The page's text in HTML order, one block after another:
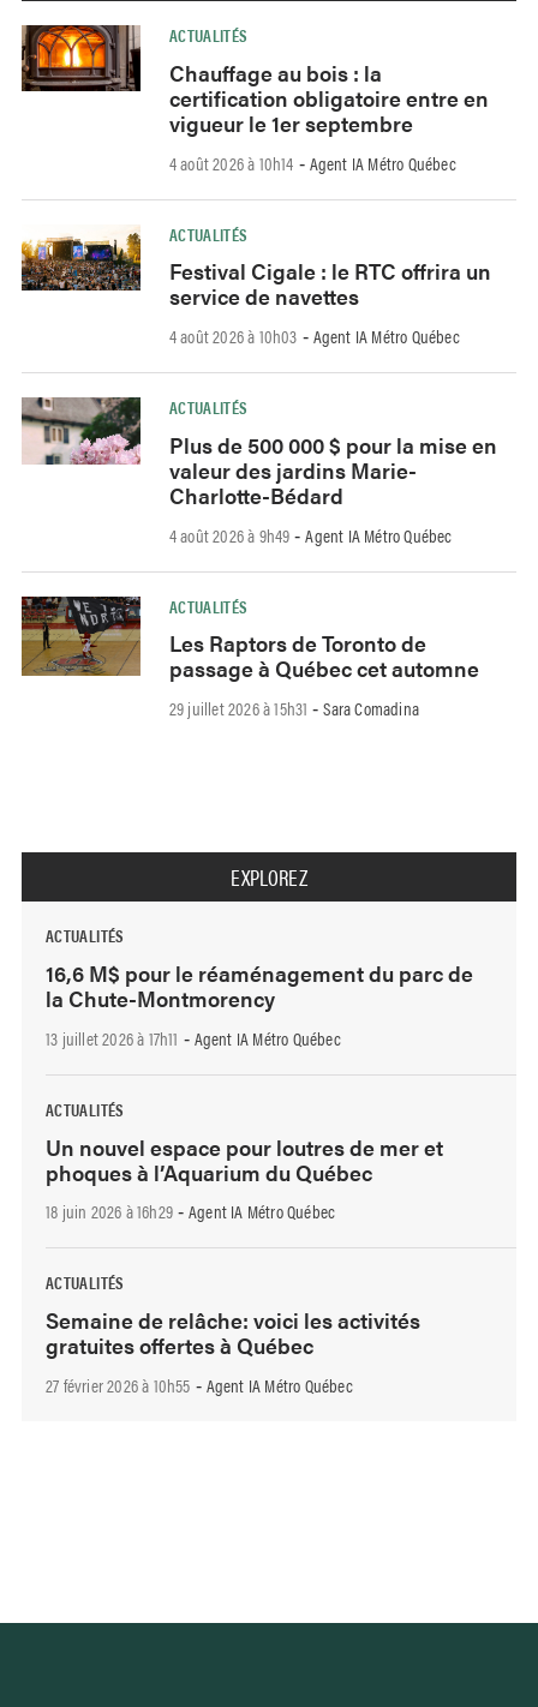
ACTUALITÉS
Chauffage au bois : la
certification obligatoire entre en
vigueur le 1er septembre
4 août 2026 à 10h14 - Agent IA Métro Québec
ACTUALITÉS
Festival Cigale : le RTC offrira un
service de navettes
4 août 2026 à 10h03 - Agent IA Métro Québec
ACTUALITÉS
Plus de 500 000 $ pour la mise en
valeur des jardins Marie-
Charlotte-Bédard
4 août 2026 à 9h49 -Agent IA Métro Québec
ACTUALITÉS
Les Raptors de Toronto de
passage à Québec cet automne
29 juillet 2026 à 15h31 -Sara Comadina
EXPLOREZ
ACTUALITÉS
16,6 M$ pour le réaménagement du parc de
la Chute-Montmorency
13 juillet 2026 à 17h11 - Agent IA Métro Québec
ACTUALITÉS
Un nouvel espace pour loutres de mer et
phoques à l’Aquarium du Québec
18 juin 2026 à 16h29 - Agent IA Métro Québec
ACTUALITÉS
Semaine de relâche: voici les activités
gratuites offertes à Québec
27 février 2026 à 10h55 - Agent IA Métro Québec